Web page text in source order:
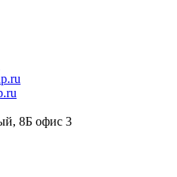
8Б офис 3